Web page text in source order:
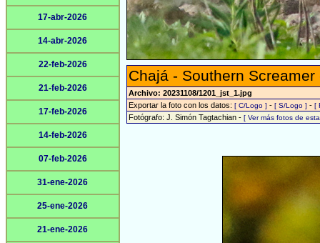
17-abr-2026
14-abr-2026
22-feb-2026
21-feb-2026
17-feb-2026
14-feb-2026
07-feb-2026
31-ene-2026
25-ene-2026
21-ene-2026
Chajá - Southern
Archivo: 20231108/1201_jst_1.jpg
Exportar la foto con los datos: [ C/Logo ] - [ S/Logo ] - [
Fotógrafo: J. Simón Tagtachian - [ Ver más fotos de